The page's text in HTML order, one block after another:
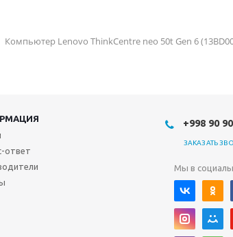
Компьютер Lenovo ThinkCentre neo 50t Gen 6
ответ
+998 90
ЗАКАЗАТЬ
Мы в